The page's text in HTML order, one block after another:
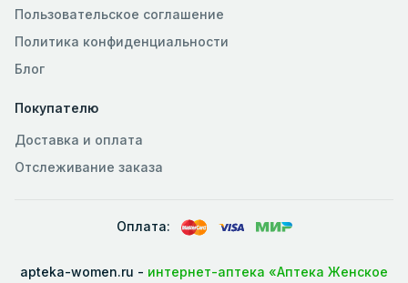
Пользовательское соглашение
Политика конфиденциальности
Блог
Покупателю
Доставка и оплата
Отслеживание заказа
Оплата:
apteka-women.ru - интернет-аптека «Аптека Женское